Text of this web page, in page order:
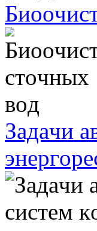
Зaдaчи